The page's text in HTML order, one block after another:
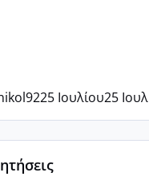
25 Ιουλίου25 Ιουλ